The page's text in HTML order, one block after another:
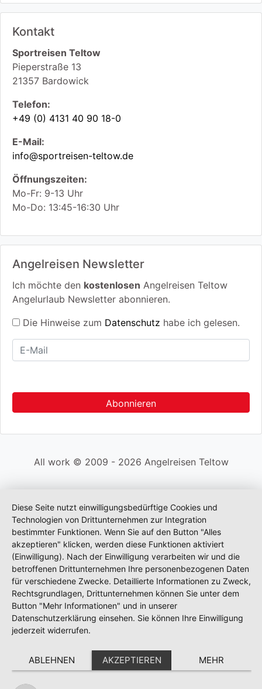
Kontakt
Sportreisen Teltow
Pieperstraße 13
21357 Bardowick
Telefon:
+49 (0) 4131 40 90 18-0
E-Mail:
info@sportreisen-teltow.de
Öffnungszeiten:
Mo-Fr: 9-13 Uhr
Mo-Do: 13:45-16:30 Uhr
Angelreisen Newsletter
Ich möchte den kostenlosen Angelreisen Teltow
Angelurlaub Newsletter abonnieren.
Die Hinweise zum Datenschutz habe ich gelesen.
All work © 2009 - 2026 Angelreisen Teltow
Diese Seite nutzt einwilligungsbedürftige Cookies und
Technologien von Drittunternehmen zur Integration
bestimmter Funktionen. Wenn Sie auf den Button "Alles
akzeptieren" klicken, werden diese Funktionen aktiviert
(Einwilligung). Nach der Einwilligung verarbeiten wir und die
betroffenen Drittunternehmen Ihre personenbezogenen Daten
für verschiedene Zwecke. Detaillierte Informationen zu Zweck,
Rechtsgrundlagen, Drittunternehmen können Sie unter dem
Button "Mehr Informationen" und in unserer
Datenschutzerklärung einsehen. Sie können Ihre Einwilligung
jederzeit widerrufen.
ABLEHNEN AKZEPTIEREN MEHR